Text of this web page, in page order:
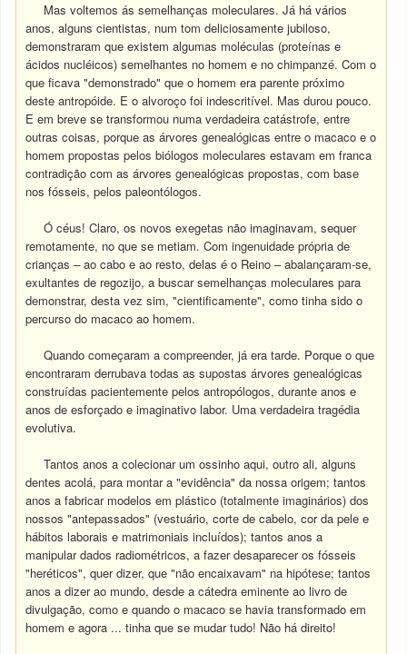
Mas voltemos ás semelhanças moleculares. Já há vários
anos, alguns cientistas, num tom deliciosamente jubiloso,
demonstraram que existem algumas moléculas (proteínas e
ácidos nucléicos) semelhantes no homem e no chimpanzé. Com o
que ficava "demonstrado" que o homem era parente próximo
deste antropóide. E o alvoroço foi indescritível. Mas durou pouco.
E em breve se transformou numa verdadeira catástrofe, entre
outras coisas, porque as árvores genealógicas entre o macaco e o
homem propostas pelos biólogos moleculares estavam em franca
contradição com as árvores genealógicas propostas, com base
nos fósseis, pelos paleontólogos.
Ó céus! Claro, os novos exegetas não imaginavam, sequer
remotamente, no que se metiam. Com ingenuidade própria de
crianças – ao cabo e ao resto, delas é o Reino – abalançaram-se,
exultantes de regozijo, a buscar semelhanças moleculares para
demonstrar, desta vez sim, "cientificamente", como tinha sido o
percurso do macaco ao homem.
Quando começaram a compreender, já era tarde. Porque o que
encontraram derrubava todas as supostas árvores genealógicas
construídas pacientemente pelos antropólogos, durante anos e
anos de esforçado e imaginativo labor. Uma verdadeira tragédia
evolutiva.
Tantos anos a colecionar um ossinho aqui, outro ali, alguns
dentes acolá, para montar a "evidência" da nossa origem; tantos
anos a fabricar modelos em plástico (totalmente imaginários) dos
nossos "antepassados" (vestuário, corte de cabelo, cor da pele e
hábitos laborais e matrimoniais incluídos); tantos anos a
manipular dados radiométricos, a fazer desaparecer os fósseis
"heréticos", quer dizer, que "não encaixavam" na hipótese; tantos
anos a dizer ao mundo, desde a cátedra eminente ao livro de
divulgação, como e quando o macaco se havia transformado em
homem e agora ... tinha que se mudar tudo! Não há direito!